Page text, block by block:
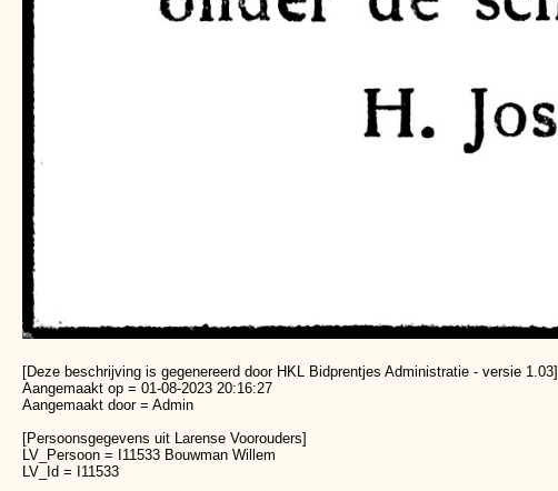
[Deze beschrijving is gegenereerd door HKL Bidprentjes Administratie - versie 1.03]
Aangemaakt op = 01-08-2023 20:16:27
Aangemaakt door = Admin
[Persoonsgegevens uit Larense Voorouders]
LV_Persoon = I11533 Bouwman Willem
LV_Id = I11533